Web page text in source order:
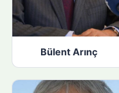
Bülent Arınç